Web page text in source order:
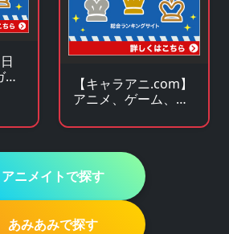
【キャラアニ.com】
アニメ、ゲーム、ア
ズの総合オンライン
アニメイトで探す
あみあみで探す